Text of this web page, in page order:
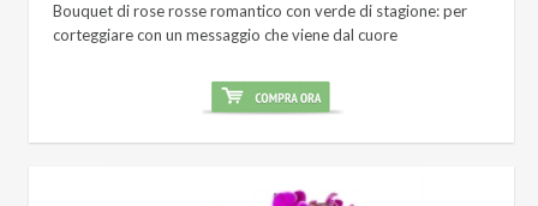
Bouquet di rose rosse romantico con verde di stagione: per
corteggiare con un messaggio che viene dal cuore